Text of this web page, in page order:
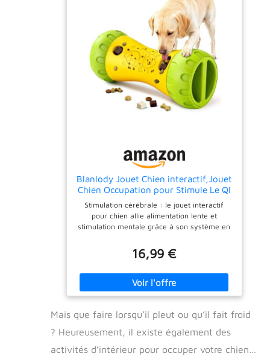
pliable facilite rangement et transport. POUR
TOUS LES ANIMAUX : avec ses 60 x 60 cm,
ce tapis convient aux chiens de toutes races,
du chiot au grand gabarit, ainsi qu'aux chats
et petits animaux ; lavable en machine ou à
la main. 4 JEUX D'ALIMENTATION : le design
tournesol coloré réunit une fleur centrale,
des tubes à faire rouler, une poche patte et
une gamelle intégrée, de quoi réduire
l'ennui, l'anxiété et les comportements
Blanlody Jouet Chien interactif,Jouet
Chien Occupation pour Stimule Le QI
Stimulation cérébrale : le jouet interactif
pour chien allie alimentation lente et
stimulation mentale grâce à son système en
atténue l'anxiété de séparation et corrige les
habitudes de gloutonnerie Résistant aux
chiens sont fabriqués en nylon renforcé,
difficile à percer, ce qui les rend parfaits
ainsi que pour les chiots en période de
conception exclusive à double fermeture à
cliquet, sans parties saillantes, pour éviter
tout dommage causé par les morsures ; ne
16,99 €
Mais que faire lorsqu’il pleut ou qu’il fait froid
? Heureusement, il existe également des
activités d’intérieur pour occuper votre chien…